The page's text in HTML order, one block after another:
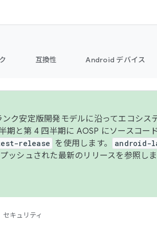
互換性 Android デバイス
ク安定版開発モデルに沿ってエコシ
期と第 4 四半期に AOSP にソースコー
release を使用します。 android-
ッシュされた最新のリリースを参照しま
セキュリティ